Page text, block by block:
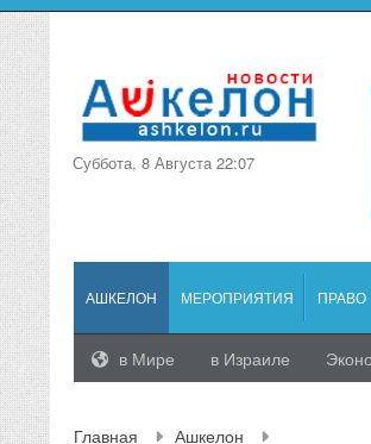
Суббота, 8 Августа 22:07
АШКЕЛОН МЕРОПРИЯТИЯ ПРАВО
в Мире в Израиле
Главная
Ашкелон